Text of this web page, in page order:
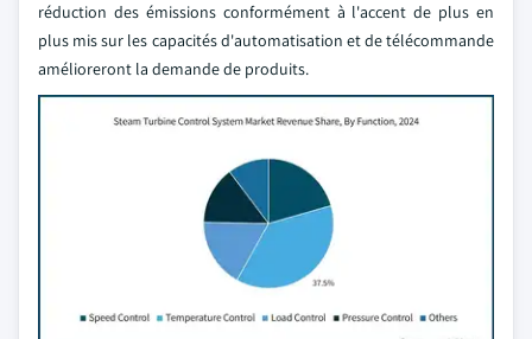
réduction des émissions conformément à l'accent de plus en
plus mis sur les capacités d'automatisation et de télécommande
amélioreront la demande de produits.